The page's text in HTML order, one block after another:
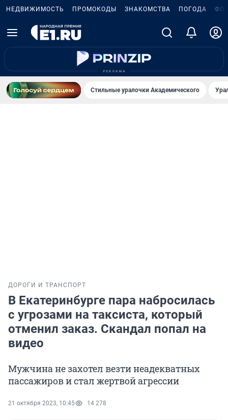
НЕДВИЖИМОСТЬ ПРОМОКОДЫ ЗНАКОМСТВА ПОГОДА
Стильные уралочки Академического
ДОРОГИ И ТРАНСПОРТ
В Екатеринбурге пара набросилась
с угрозами на таксиста, который
отменил заказ. Скандал попал на
видео
Мужчина не захотел везти неадекватных
пассажиров и стал жертвой агрессии
21 октября 2023, 10:45 14 278